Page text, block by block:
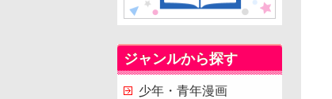
ジャンルから探す
少年・青年漫画